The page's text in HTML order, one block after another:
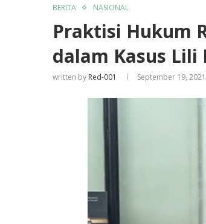
BERITA NASIONAL
Praktisi Hukum
dalam Kasus
written by Red-001 September 19, 2021